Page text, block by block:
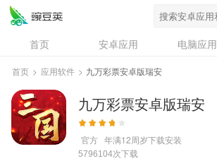
首页 安卓应用 电脑应用
资讯
专题
问答
首页 > 应用软件 > 九万彩票安卓版瑞安
九万彩票安卓版瑞安
官方 年满12周岁下载安装
5796104次下载